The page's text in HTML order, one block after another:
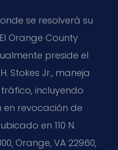
se resolverá su
Orange County
preside el
Stokes Jr., maneja
incluyendo
en revocación de
en 110 N.
Orange, VA 22960,